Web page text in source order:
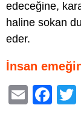
edeceğine,
haline sokan
eder.
İnsan
E
F